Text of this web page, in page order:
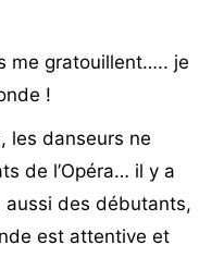
me gratouillent….. je
!
les danseurs ne
de l’Opéra… il y a
aussi des débutants,
est attentive et